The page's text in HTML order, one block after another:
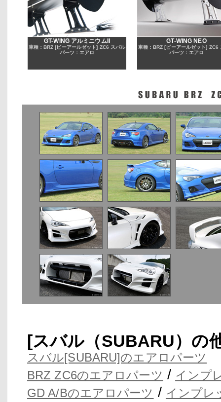
GT-WING アルミニウムII
車種：BRZ [ビーアールゼット] ZC6 スバル
パーツ：エアロ
GT-WING NEO
車種：BRZ [ビーアールゼット] ZC6
パーツ：エアロ
[スバル（SUBARU）の
スバル[SUBARU]のエアロパーツ
BRZ ZC6のエアロパーツ / インプ
GD A/Bのエアロパーツ / インプレ